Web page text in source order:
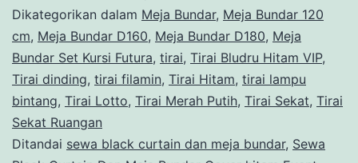
Dan
Meja
Bundar
Cover
Event
Dikategorikan dalam Meja Bundar, Meja Bundar 120
cm, Meja Bundar D160, Meja Bundar D180, Meja
Bundar Set Kursi Futura, tirai, Tirai Bludru Hitam VIP,
Tirai dinding, tirai filamin, Tirai Hitam, tirai lampu
bintang, Tirai Lotto, Tirai Merah Putih, Tirai Sekat, Tirai
Sekat Ruangan
Ditandai sewa black curtain dan meja bundar, Sewa